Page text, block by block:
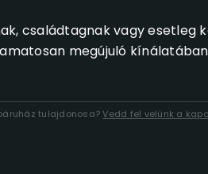
családtagnak vagy esetleg
megújuló
tulajdonosa?Vedd fel velünk a